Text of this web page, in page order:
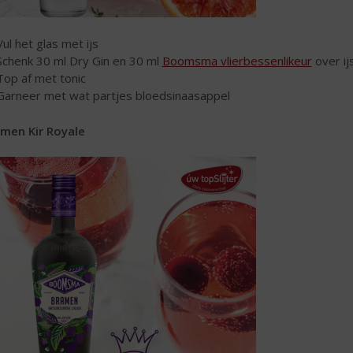
het glas met ijs
30 ml Dry Gin en 30 ml Boomsma vlierbessenlikeurover
af met tonic
met wat partjes bloedsinaasappel
Kir Royale